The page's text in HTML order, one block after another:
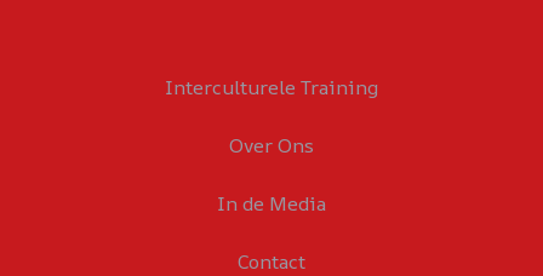
Interculturele Training
Over Ons
In de Media
Contact